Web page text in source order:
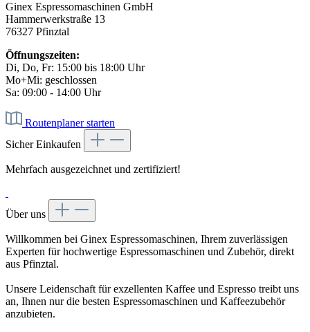
Ginex Espressomaschinen GmbH
Hammerwerkstraße 13
76327 Pfinztal
Öffnungszeiten:
Di, Do, Fr: 15:00 bis 18:00 Uhr
Mo+Mi: geschlossen
Sa: 09:00 - 14:00 Uhr
Routenplaner starten
Sicher Einkaufen
Mehrfach ausgezeichnet und zertifiziert!
Über uns
Willkommen bei Ginex Espressomaschinen, Ihrem zuverlässigen
Experten für hochwertige Espressomaschinen und Zubehör, direkt
aus Pfinztal.
Unsere Leidenschaft für exzellenten Kaffee und Espresso treibt uns
an, Ihnen nur die besten Espressomaschinen und Kaffeezubehör
anzubieten.